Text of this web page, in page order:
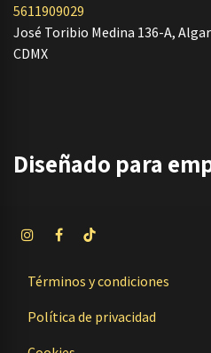
5611909029
José Toribio Medina 136-A,
CDMX
Diseñado para
Términos y condiciones
Política de privacidad